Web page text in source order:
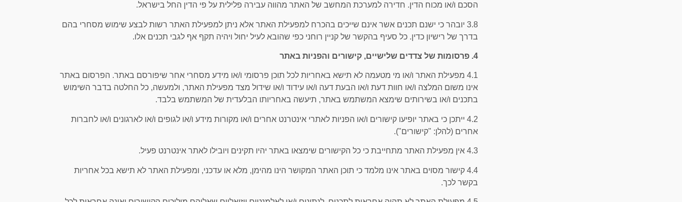
הסכם ו/או מכוח הדין. חדירה למערכת המחשב של האתר מהווה עבירה פלילית על פי הדין החל בישראל.
3.8 יובהר כי ישנם תכנים אשר אינם שייכים בהכרח למפעילת האתר אלא ניתן למפעילת האתר רשות לבצע שימוש מסחרי בהם
בדרך של רישיון כדין. כל סעיף בהקשר של קניין רוחני כפי שהובא לעיל יחול ויהיה תקף אף לגבי תכנים אלו.
4. פרסומות של צדדים שלישיים, קישורים והפניות באתר
4.1 מפעילת האתר ו/או מי מטעמה לא תישא באחריות לכל תוכן פרסומי ו/או מידע מסחרי אחר שיפורסם באתר. הפרסום באתר
אינו משום המלצה ו/או חוות דעת ו/או הבעת דעה ו/או עידוד ו/או שידול מצד מפעילת האתר, ולמעשה, כל החלטה בדבר השימוש
בתכנים ו/או בשירותים שימצא המשתמש באתר, תיעשה באחריותו הבלעדית של המשתמש בלבד.
4.2 ייתכן כי באתר יופיעו קישורים ו/או הפניות לאתרי אינטרנט אחרים ו/או מקורות מידע ו/או לגופים ו/או לארגונים ו/או לחברות
אחרים (להלן: "קישורים").
4.3 אין מפעילת האתר מתחייבת כי כל הקישורים שימצאו באתר יהיו תקינים ויובילו לאתר אינטרנט פעיל.
4.4 קישור מסוים באתר אינו מלמד כי תוכן האתר המקושר הינו מהימן, מלא או עדכני, ומפעילת האתר לא תישא בכל אחריות
בקשר לכך.